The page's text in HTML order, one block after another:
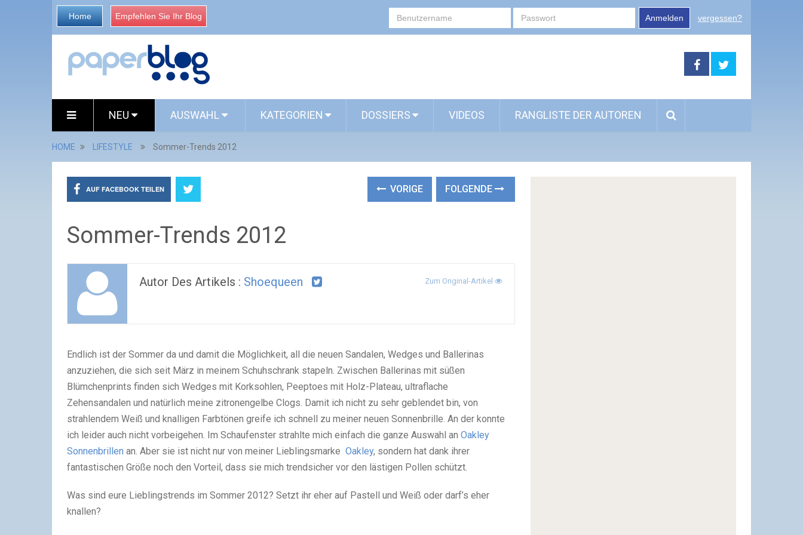
Home Empfehlen Sie Ihr Blog Anmelden vergessen?
NEU AUSWAHL KATEGORIEN DOSSIERS VIDEOS RANGLISTE DER AUTOREN
HOME LIFESTYLE Sommer-Trends 2012
AUF FACEBOOK TEILEN VORIGE FOLGENDE
Sommer-Trends 2012
Autor Des Artikels : Shoequeen Zum Original-Artikel
Endlich ist der Sommer da und damit die Möglichkeit, all die neuen Sandalen, Wedges und Ballerinas
anzuziehen, die sich seit März in meinem Schuhschrank stapeln. Zwischen Ballerinas mit süßen
Blümchenprints finden sich Wedges mit Korksohlen, Peeptoes mit Holz-Plateau, ultraflache
Zehensandalen und natürlich meine zitronengelbe Clogs. Damit ich nicht zu sehr geblendet bin, von
strahlendem Weiß und knalligen Farbtönen greife ich schnell zu meiner neuen Sonnenbrille. An der konnte
ich leider auch nicht vorbeigehen. Im Schaufenster strahlte mich einfach die ganze Auswahl an Oakley
Sonnenbrillen an. Aber sie ist nicht nur von meiner Lieblingsmarke Oakley, sondern hat dank ihrer
fantastischen Größe noch den Vorteil, dass sie mich trendsicher vor den lästigen Pollen schützt.
Was sind eure Lieblingstrends im Sommer 2012? Setzt ihr eher auf Pastell und Weiß oder darf’s eher
knallen?